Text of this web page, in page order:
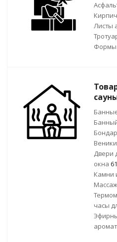
Листы
Формы
Двери
окна 61
Камни
часы